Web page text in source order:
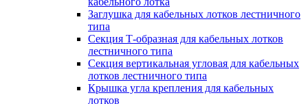
Заглушка для кабельных лотков лестничного
типа
Секция Т-образная для кабельных лотков
лестничного типа
Секция вертикальная угловая для кабельных
лотков лестничного типа
Крышка угла крепления для кабельных
лотков